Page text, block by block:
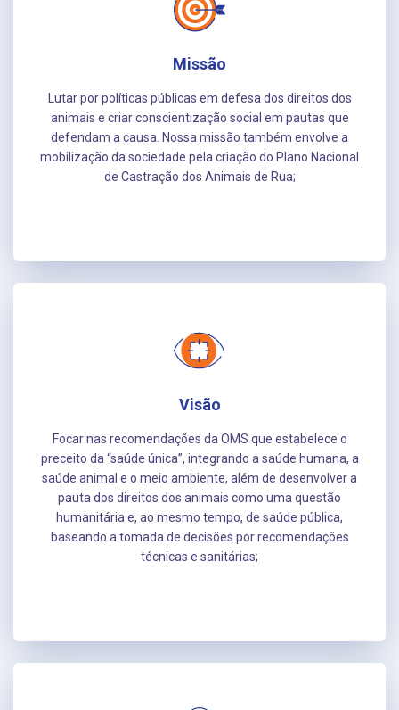
Missão
Lutar por políticas públicas em defesa dos direitos dos
animais e criar conscientização social em pautas que
defendam a causa. Nossa missão também envolve a
mobilização da sociedade pela criação do Plano Nacional
de Castração dos Animais de Rua;
Visão
Focar nas recomendações da OMS que estabelece o
preceito da “saúde única”, integrando a saúde humana, a
saúde animal e o meio ambiente, além de desenvolver a
pauta dos direitos dos animais como uma questão
humanitária e, ao mesmo tempo, de saúde pública,
baseando a tomada de decisões por recomendações
técnicas e sanitárias;